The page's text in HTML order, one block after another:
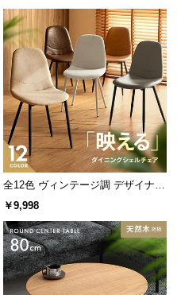
全12色 ヴィンテージ調 デザイナー
ズシェルチェア
￥9,998